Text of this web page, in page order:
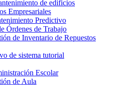
de edificios
Empresariales
Predictivo
Órdenes de Trabajo
de Inventario de Repuestos
de sistema tutorial
Escolar
de Aula